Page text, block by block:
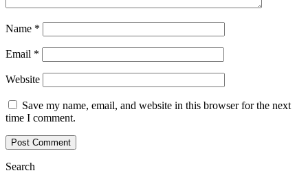
Name *
Email *
Website
Save my name, email, and website in this browser for the next
time I comment.
Search